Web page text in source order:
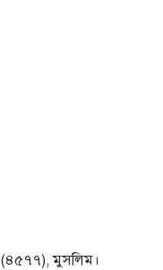
(৪৫৭৭), মুসলিম।